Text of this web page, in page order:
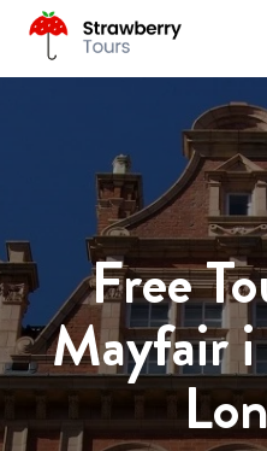
Free
Mayfair